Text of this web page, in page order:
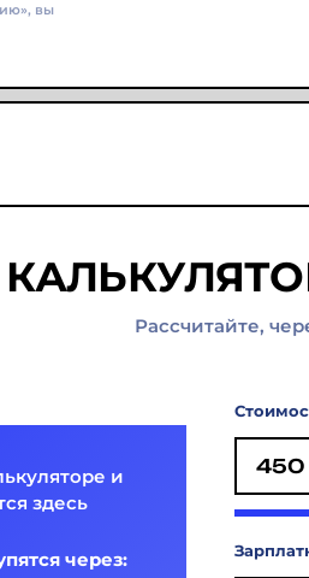
вы
Рассчитайте,
и
здесь
через: